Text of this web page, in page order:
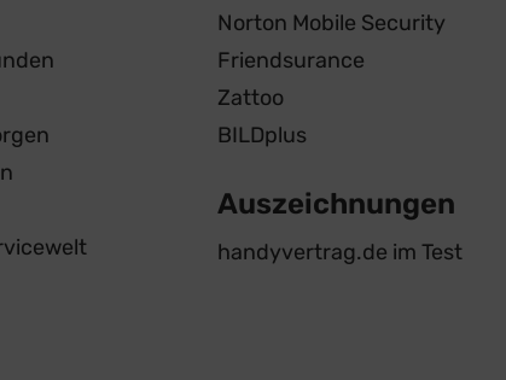
Norton Mobile Security
Friendsurance
Zattoo
BILDplus
Auszeichnungen
handyvertrag.de im Test